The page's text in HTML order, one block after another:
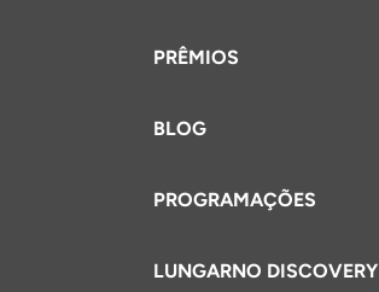
PRÊMIOS
BLOG
PROGRAMAÇÕES
LUNGARNO DISCOVERY